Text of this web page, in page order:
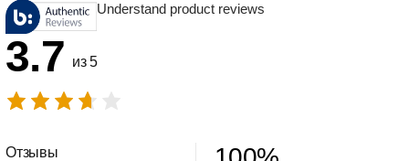
Understand product reviews
3.7 из 5
Отзывы